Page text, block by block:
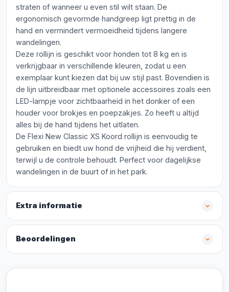
straten of wanneer u even stil wilt staan. De
ergonomisch gevormde handgreep ligt prettig in de
hand en vermindert vermoeidheid tijdens langere
wandelingen.
Deze rollijn is geschikt voor honden tot 8 kg en is
verkrijgbaar in verschillende kleuren, zodat u een
exemplaar kunt kiezen dat bij uw stijl past. Bovendien is
de lijn uitbreidbaar met optionele accessoires zoals een
LED-lampje voor zichtbaarheid in het donker of een
houder voor brokjes en poepzakjes. Zo heeft u altijd
alles bij de hand tijdens het uitlaten.
De Flexi New Classic XS Koord rollijn is eenvoudig te
gebruiken en biedt uw hond de vrijheid die hij verdient,
terwijl u de controle behoudt. Perfect voor dagelijkse
wandelingen in de buurt of in het park.
Extra informatie
Beoordelingen